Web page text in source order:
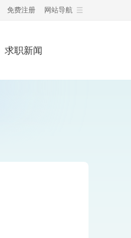
网站导航
免费注册
求职新闻